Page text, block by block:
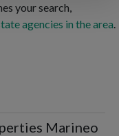
your search,
agencies in the area.
Marineo